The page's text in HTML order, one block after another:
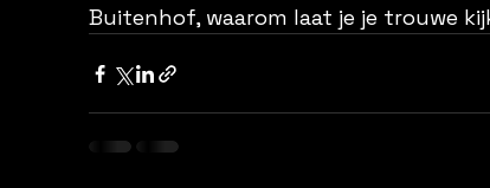
Buitenhof, waarom laat je je trouwe